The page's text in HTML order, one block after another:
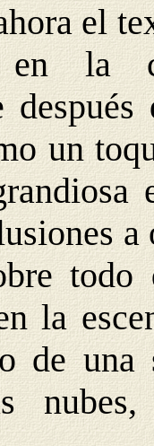
el
en la
un
todo
la
de